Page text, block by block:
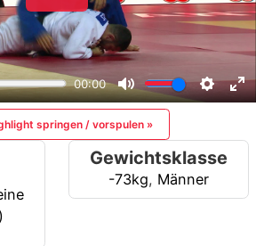
springen / vorspulen »
Gewichtsklasse
-73kg, Männer